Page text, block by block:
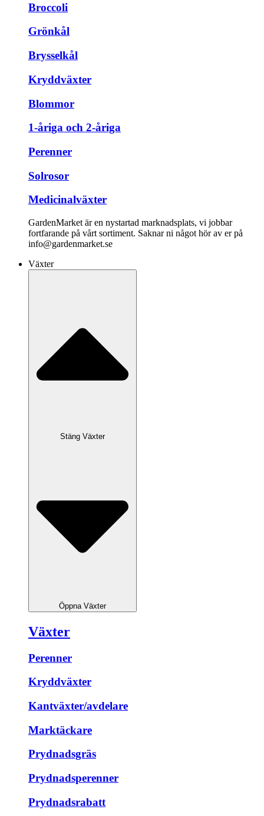
Broccoli
Grönkål
Brysselkål
Kryddväxter
Blommor
1-åriga och 2-åriga
Perenner
Solrosor
Medicinalväxter
GardenMarket är en nystartad marknadsplats, vi jobbar
fortfarande på vårt sortiment. Saknar ni något hör av er på
info@gardenmarket.se
Växter
Stäng Växter
Öppna Växter
Växter
Perenner
Kryddväxter
Kantväxter/avdelare
Marktäckare
Prydnadsgräs
Prydnadsperenner
Prydnadsrabatt